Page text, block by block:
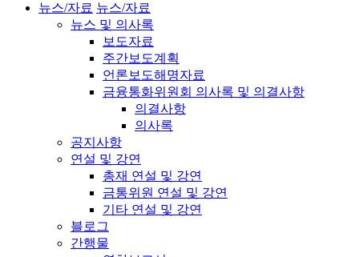
뉴스/자료 뉴스/자료
뉴스 및 의사록
보도자료
주간보도계획
언론보도해명자료
금융통화위원회 의사록 및 의결사항
의결사항
의사록
공지사항
연설 및 강연
총재 연설 및 강연
금통위원 연설 및 강연
기타 연설 및 강연
블로그
간행물